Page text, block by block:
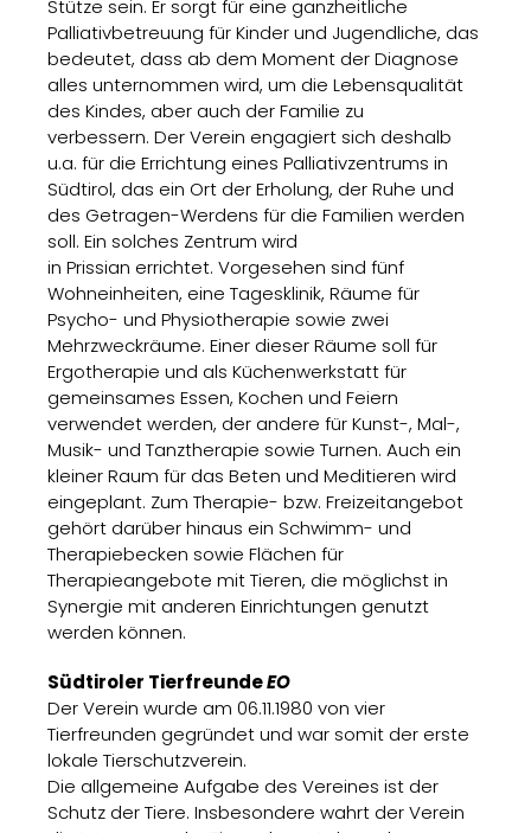
Stütze sein. Er sorgt für eine ganzheitliche
Palliativbetreuung für Kinder und Jugendliche, das
bedeutet, dass ab dem Moment der Diagnose
alles unternommen wird, um die Lebensqualität
des Kindes, aber auch der Familie zu
verbessern. Der Verein engagiert sich deshalb
u.a. für die Errichtung eines Palliativzentrums in
Südtirol, das ein Ort der Erholung, der Ruhe und
des Getragen-Werdens für die Familien werden
soll. Ein solches Zentrum wird
in Prissian errichtet. Vorgesehen sind fünf
Wohneinheiten, eine Tagesklinik, Räume für
Psycho- und Physiotherapie sowie zwei
Mehrzweckräume. Einer dieser Räume soll für
Ergotherapie und als Küchenwerkstatt für
gemeinsames Essen, Kochen und Feiern
verwendet werden, der andere für Kunst-, Mal-,
Musik- und Tanztherapie sowie Turnen. Auch ein
kleiner Raum für das Beten und Meditieren wird
eingeplant. Zum Therapie- bzw. Freizeitangebot
gehört darüber hinaus ein Schwimm- und
Therapiebecken sowie Flächen für
Therapieangebote mit Tieren, die möglichst in
Synergie mit anderen Einrichtungen genutzt
werden können.
Südtiroler TierfreundeEO
Der Verein wurde am 06.11.1980 von vier
Tierfreunden gegründet und war somit der erste
lokale Tierschutzverein.
Die allgemeine Aufgabe des Vereines ist der
Schutz der Tiere. Insbesondere wahrt der Verein